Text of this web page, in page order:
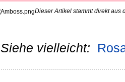
Dieser Artikel stammt direkt aus
Siehe vielleicht: